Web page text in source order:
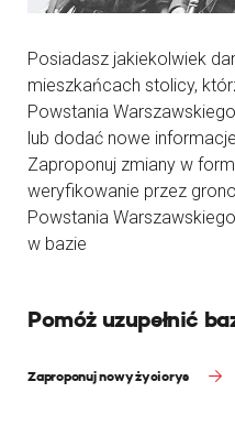
Posiadasz jakiekolwiek
mieszkańcach stolicy,
Powstania
lub dodać nowe
Zaproponuj zmiany w
weryfikowanie przez
Powstania
w bazie
Pomóż uzupełnić
Zaproponuj nowy życiorys